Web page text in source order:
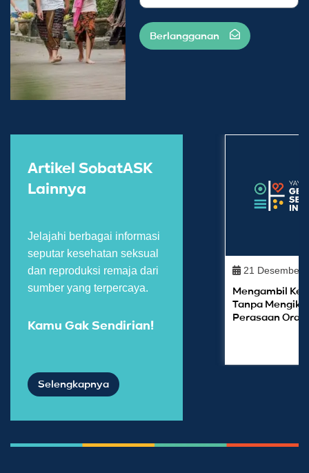
Berlangganan
Artikel SobatASK
Lainnya
Jelajahi berbagai informasi
seputar kesehatan seksual
dan reproduksi remaja dari
sumber yang terpercaya.
Kamu Gak Sendirian!
Selengkapnya
21 Desember
Mengambil
Tanpa
Perasaan